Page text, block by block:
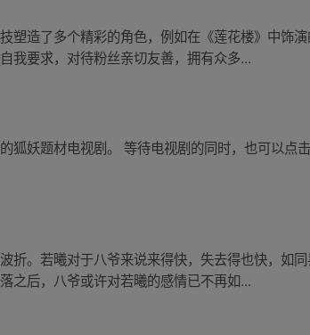
塑造了多个精彩的角色，例如在《莲花楼》中饰
我要求，对待粉丝亲切友善，拥有众多...
狐妖题材电视剧。 等待电视剧的同时，也可以点
折。若曦对于八爷来说来得快，失去得也快，如
之后，八爷或许对若曦的感情已不再如...